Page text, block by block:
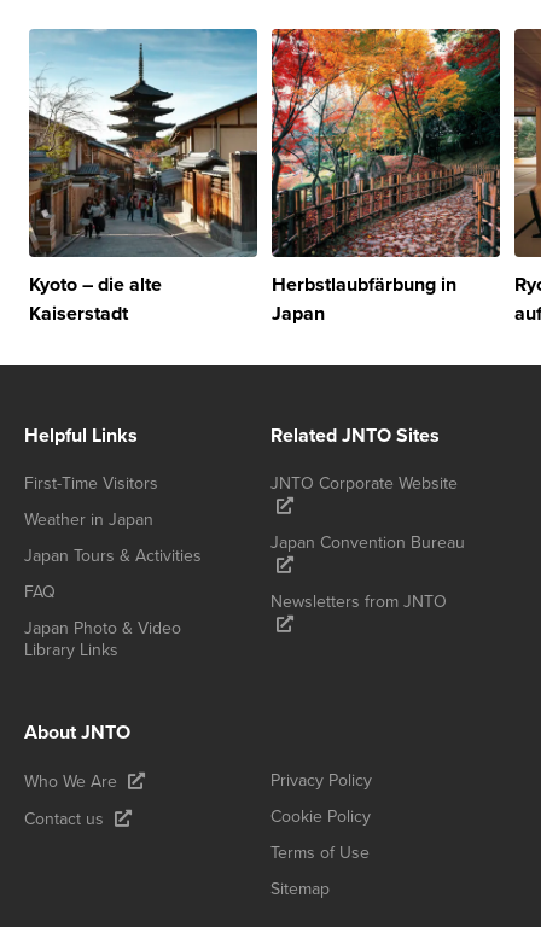
Kyoto – die alte
Kaiserstadt
Herbstlaubfärbung in
Japan
Helpful Links
First-Time Visitors
Weather in Japan
Japan Tours & Activities
FAQ
Japan Photo & Video
Library Links
Related JNTO Sites
JNTO Corporate Website
Japan Convention Bureau
Newsletters from JNTO
About JNTO
Who We Are
Contact us
Privacy Policy
Cookie Policy
Terms of Use
Sitemap